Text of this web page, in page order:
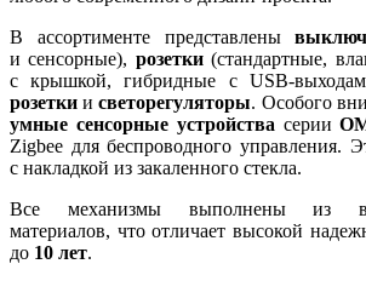
В ассортименте представлены
и сенсорные), розетки(стандартные,
с крышкой, гибридные с USB-
розетки исветорегуляторы. Особого
умные сенсорные устройства серии
Zigbee для беспроводного управления.
с накладкой из закаленного стекла.
Все механизмы выполнены из
материалов, что отличает высокой
до 10 лет.